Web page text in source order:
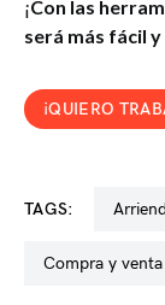
¡Con las
será más fácil
¡QUIERO
TAGS:
compra y